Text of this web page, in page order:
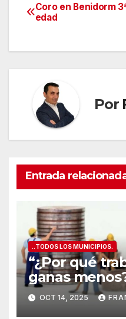
Coro en Benidorm
edad
Por
Entrada
..TODOS LOS MUNICIPIOS.
“¿Por qué
ganas
de los
”
OCT 14, 2025